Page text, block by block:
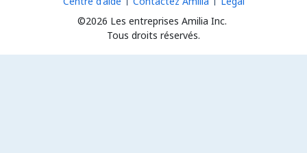
©2026 Les entreprises Amilia Inc.
Tous droits réservés.